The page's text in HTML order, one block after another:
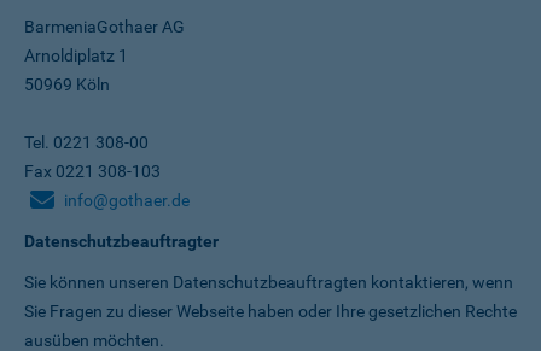
BarmeniaGothaer AG
Arnoldiplatz 1
50969 Köln
Tel. 0221 308-00
Fax 0221 308-103
info@gothaer.de
Datenschutzbeauftragter
Sie können unseren Datenschutz­beauftragten kontaktieren, wenn
Sie Fragen zu dieser Webseite haben oder Ihre gesetzlichen Rechte
ausüben möchten.